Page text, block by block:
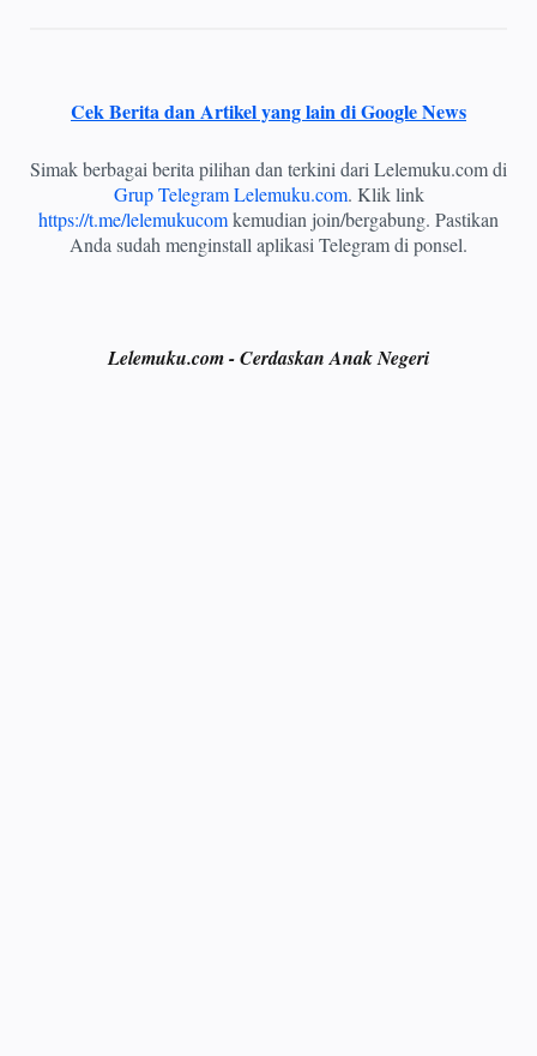
Cek Berita dan Artikel yang lain di Google News
Simak berbagai berita pilihan dan terkini dari Lelemuku.com di
Grup Telegram Lelemuku.com. Klik link
https://t.me/lelemukucomkemudian join/bergabung. Pastikan
Anda sudah menginstall aplikasi Telegram di ponsel.
Lelemuku.com - Cerdaskan Anak Negeri